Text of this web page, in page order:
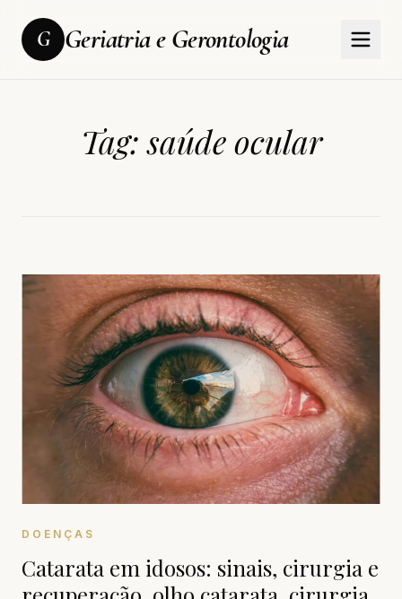
G Geriatria e Gerontologia
Tag:saúde ocular
DOENÇAS
Catarata em idosos: sinais, cirurgia e